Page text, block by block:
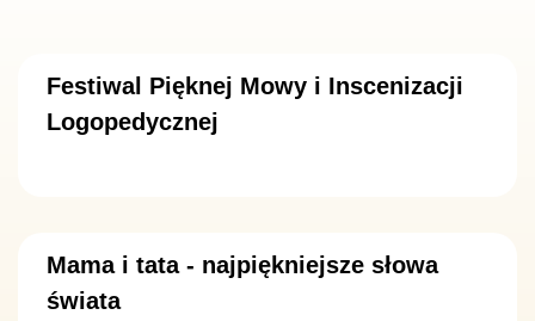
Festiwal Pięknej Mowy i Inscenizacji
Logopedycznej
Mama i tata - najpiękniejsze słowa
świata